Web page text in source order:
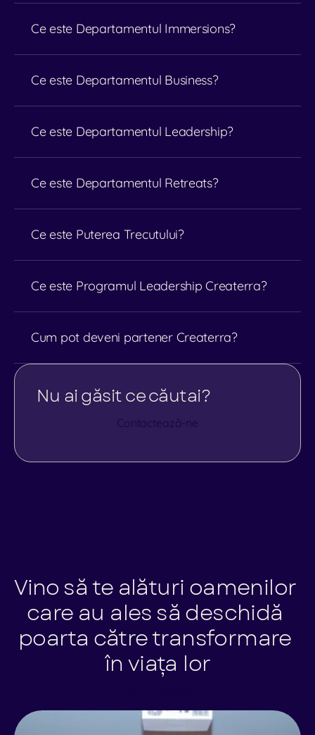
Ce este Departamentul Immersions?
Ce este Departamentul Business?
Ce este Departamentul Leadership?
Ce este Departamentul Retreats?
Ce este Puterea Trecutului?
Ce este Programul Leadership Createrra?
Cum pot deveni partener Createrra?
partnership@createrra.ro
Nu ai găsit ce căutai?
Contactează-ne
Vino să te alături oamenilor
care au ales să deschidă
poarta către transformare
în viața lor